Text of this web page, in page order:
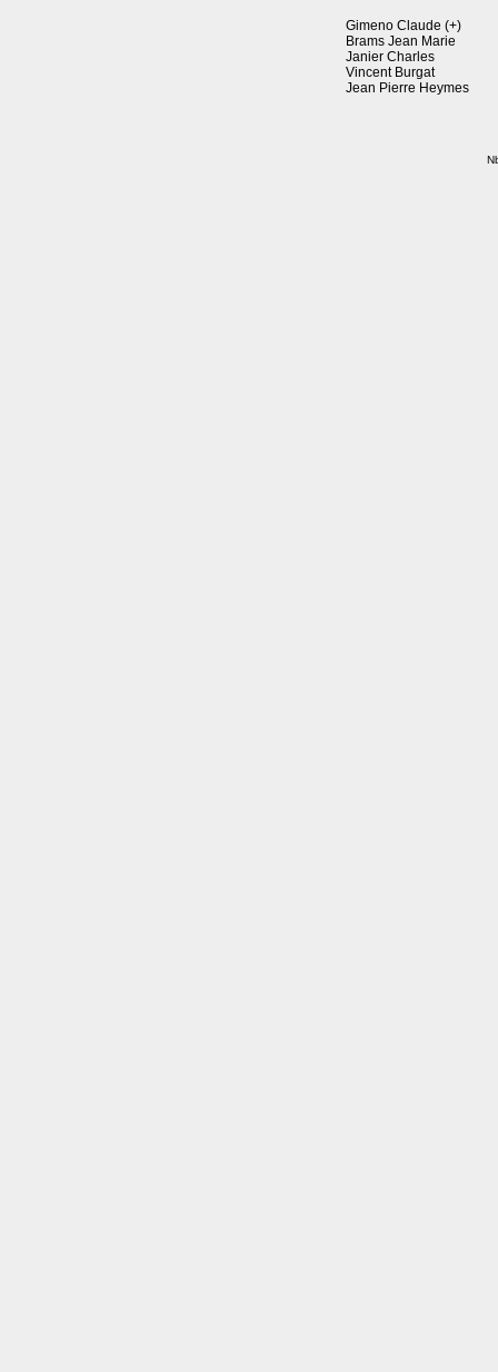
Gimeno Claude (+)
Brams Jean Marie
Janier Charles
Vincent Burgat
Jean Pierre Heymes